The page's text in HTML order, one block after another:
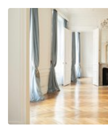
Réserve
Smoking Area
Soundproof
Style Haussmannien
Style Industriel
Sur Rue